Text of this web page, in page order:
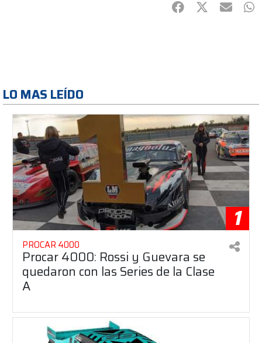
Facebook
Twitter
mail
LO MAS LEÍDO
1
PROCAR 4000
Procar 4000: Rossi y Guevara se
quedaron con las Series de la Clase
A